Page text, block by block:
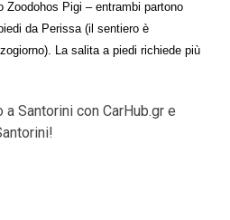
Zoodohos Pigi – entrambi partono
da Perissa (il sentiero è
La salita a piedi richiede più
a Santorini con CarHub.gr e